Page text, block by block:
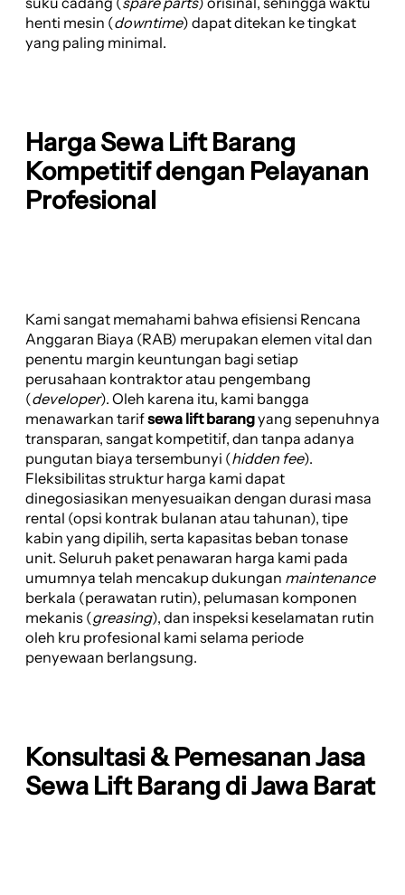
henti mesin (downtime) dapat ditekan ke tingkat
yang paling minimal.
Harga Sewa Lift Barang
Kompetitif dengan Pelayanan
Profesional
Kami sangat memahami bahwa efisiensi Rencana
Anggaran Biaya (RAB) merupakan elemen vital dan
penentu margin keuntungan bagi setiap
perusahaan kontraktor atau pengembang
(developer). Oleh karena itu, kami bangga
menawarkan tarifsewa lift barangyang sepenuhnya
transparan, sangat kompetitif, dan tanpa adanya
pungutan biaya tersembunyi (hidden fee).
Fleksibilitas struktur harga kami dapat
dinegosiasikan menyesuaikan dengan durasi masa
rental (opsi kontrak bulanan atau tahunan), tipe
kabin yang dipilih, serta kapasitas beban tonase
unit. Seluruh paket penawaran harga kami pada
umumnya telah mencakup dukungan maintenance
berkala (perawatan rutin), pelumasan komponen
mekanis (greasing), dan inspeksi keselamatan rutin
oleh kru profesional kami selama periode
penyewaan berlangsung.
Konsultasi & Pemesanan Jasa
Sewa Lift Barang di Jawa Barat